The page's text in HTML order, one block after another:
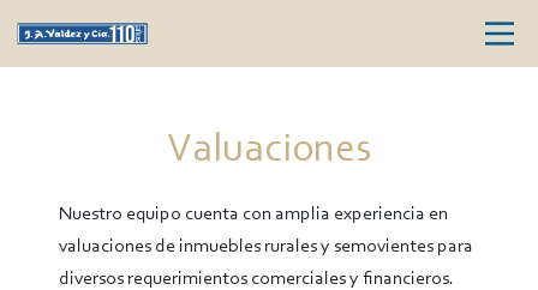
Valuaciones
Nuestro equipo cuenta con amplia experiencia en
valuaciones de inmuebles rurales y semovientes para
diversos requerimientos comerciales y financieros.